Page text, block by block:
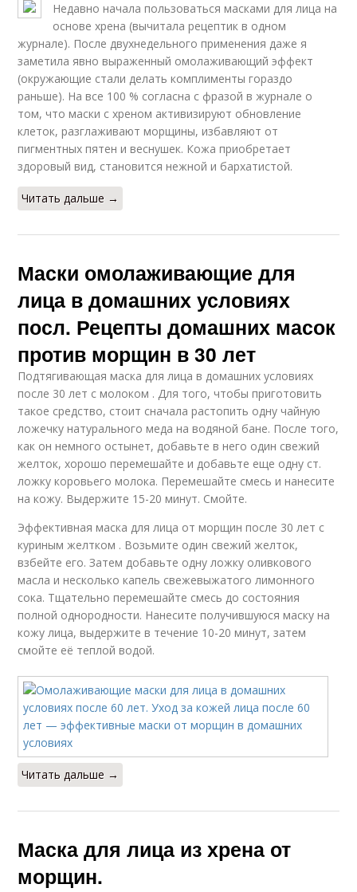
Недавно начала пользоваться масками для лица на
основе хрена (вычитала рецептик в одном
журнале). После двухнедельного применения даже я
заметила явно выраженный омолаживающий эффект
(окружающие стали делать комплименты гораздо
раньше). На все 100 % согласна с фразой в журнале о
том, что маски с хреном активизируют обновление
клеток, разглаживают морщины, избавляют от
пигментных пятен и веснушек. Кожа приобретает
здоровый вид, становится нежной и бархатистой.
Читать дальше →
Маски омолаживающие для
лица в домашних условиях
посл. Рецепты домашних масок
против морщин в 30 лет
Подтягивающая маска для лица в домашних условиях
после 30 лет с молоком . Для того, чтобы приготовить
такое средство, стоит сначала растопить одну чайную
ложечку натурального меда на водяной бане. После того,
как он немного остынет, добавьте в него один свежий
желток, хорошо перемешайте и добавьте еще одну ст.
ложку коровьего молока. Перемешайте смесь и нанесите
на кожу. Выдержите 15-20 минут. Смойте.
Эффективная маска для лица от морщин после 30 лет с
куриным желтком . Возьмите один свежий желток,
взбейте его. Затем добавьте одну ложку оливкового
масла и несколько капель свежевыжатого лимонного
сока. Тщательно перемешайте смесь до состояния
полной однородности. Нанесите получившуюся маску на
кожу лица, выдержите в течение 10-20 минут, затем
смойте её теплой водой.
Читать дальше →
Маска для лица из хрена от
морщин.